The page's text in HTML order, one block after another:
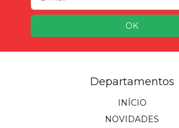
Departamentos
INÍCIO
NOVIDADES